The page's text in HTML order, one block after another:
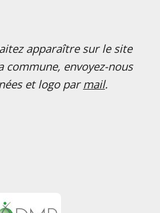
apparaître sur le site
commune, envoyez-nous
et logo par mail.